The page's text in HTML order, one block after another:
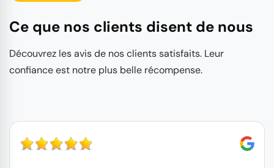
Ce que nos clients disent de nous
Découvrez les avis de nos clients satisfaits. Leur
confiance est notre plus belle récompense.